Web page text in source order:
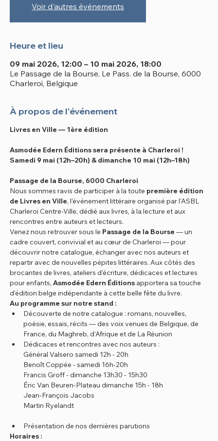
Voir d'autres événements
Heure et lieu
09 mai 2026, 12:00 – 10 mai 2026, 18:00
Le Passage de la Bourse, Le Pass. de la Bourse, 6000
Charleroi, Belgique
À propos de l'événement
Livres en Ville — 1ère édition
Asmodée Edern Éditions sera présente à Charleroi !
Samedi 9 mai (12h–20h) & dimanche 10 mai (12h–18h)
Passage de la Bourse, 6000 Charleroi
Nous sommes ravis de participer à la toute première édition
de Livres en Ville, l'événement littéraire organisé par l'ASBL
Charleroi Centre-Ville, dédié aux livres, à la lecture et aux
rencontres entre auteurs et lecteurs.
Venez nous retrouver sous le Passage de la Bourse — un
cadre couvert, convivial et au cœur de Charleroi — pour
découvrir notre catalogue, échanger avec nos auteurs et
repartir avec de nouvelles pépites littéraires. Aux côtés des
brocantes de livres, ateliers d'écriture, dédicaces et lectures
pour enfants, Asmodée Edern Éditions apportera sa touche
d'édition belge indépendante à cette belle fête du livre.
Au programme sur notre stand :
Découverte de notre catalogue : romans, nouvelles,
poésie, essais, récits — des voix venues de Belgique, de
France, du Maghreb, d'Afrique et de La Réunion
Dédicaces et rencontres avec nos auteurs :
Général Valsero samedi 12h - 20h
Benoît Coppée - samedi 16h-20h
Francis Groff - dimanche 13h30 - 15h30
Éric Van Beuren-Plateau dimanche 15h - 18h
Jean-François Jacobs
Martin Ryelandt
Présentation de nos dernières parutions
Horaires :